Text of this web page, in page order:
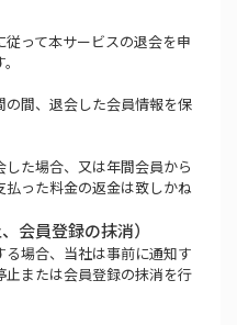
って本サービスの退会を申
の間、退会した会員情報を保
た場合、又は年間会員から
った料金の返金は致しかね
会員登録の抹消）
場合、当社は事前に通知す
または会員登録の抹消を行